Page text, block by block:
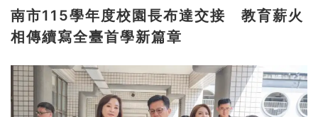
南市115學年度校園長布達交接 教育薪火
相傳續寫全臺首學新篇章